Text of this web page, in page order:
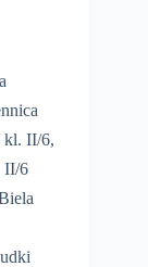
kl. II/6,
II/6